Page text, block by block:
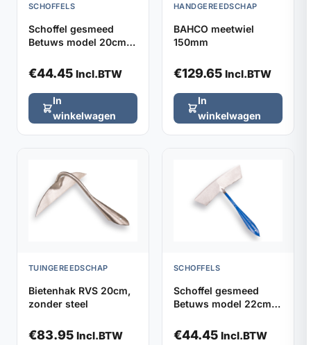
SCHOFFELS
Schoffel gesmeed
Betuws model 20cm
€44.45 Incl.BTW
In
winkelwagen
HANDGEREEDSCHAP
BAHCO meetwiel
150mm
€129.65 Incl.BTW
In
winkelwagen
TUINGEREEDSCHAP
Bietenhak RVS 20cm,
zonder steel
€83.95 Incl.BTW
SCHOFFELS
Schoffel gesmeed
Betuws model 22cm
€44.45 Incl.BTW